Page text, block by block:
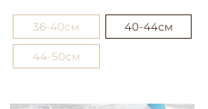
36-40см 40-44см
44-50см